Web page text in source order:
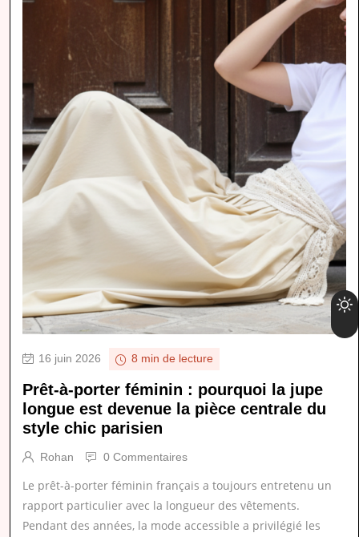
16 juin 2026 8 min de lecture
Prêt-à-porter féminin : pourquoi la jupe
longue est devenue la pièce centrale du
style chic parisien
Rohan 0 Commentaires
Le prêt-à-porter féminin français a toujours entretenu un
rapport particulier avec la longueur des vêtements.
Pendant des années, la mode accessible a privilégié les